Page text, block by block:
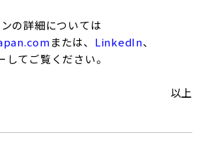
の詳細については
または、 LinkedIn、
してご覧ください。
以上